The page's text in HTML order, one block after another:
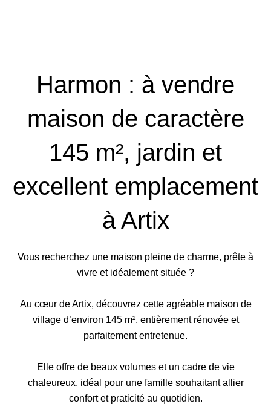
Harmon : à vendre
maison de caractère
145 m², jardin et
excellent emplacement
à Artix
Vous recherchez une maison pleine de charme, prête à
vivre et idéalement située ?
Au cœur de Artix, découvrez cette agréable maison de
village d’environ 145 m², entièrement rénovée et
parfaitement entretenue.
Elle offre de beaux volumes et un cadre de vie
chaleureux, idéal pour une famille souhaitant allier
confort et praticité au quotidien.